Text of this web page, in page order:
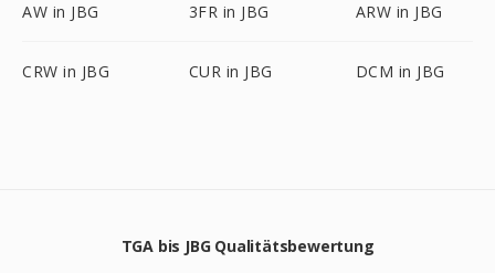
AW in JBG 3FR in JBG ARW in JBG
CRW in JBG CUR in JBG DCM in JBG
TGA bis JBG Qualitätsbewertung